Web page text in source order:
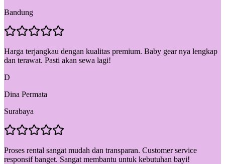
Bandung
Harga terjangkau dengan kualitas premium. Baby gear nya lengkap
dan terawat. Pasti akan sewa lagi!
D
Dina Permata
Surabaya
Proses rental sangat mudah dan transparan. Customer service
responsif banget. Sangat membantu untuk kebutuhan bayi!